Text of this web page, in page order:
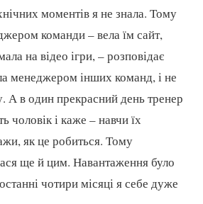
моментів я не знала. Тому
команди – вела їм сайт,
на відео ігри, – розповідає
менеджером інших команд, і не
А в один прекрасний день тренер
чоловік і каже – навчи їх
як це робиться. Тому
ще й цим. Навантаження було
чотири місяці я себе дуже